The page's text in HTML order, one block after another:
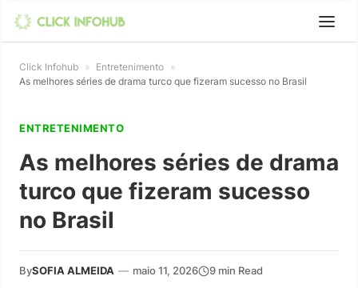
Click Infohub » Entretenimento »
As melhores séries de drama turco que fizeram sucesso no Brasil
ENTRETENIMENTO
As melhores séries de drama
turco que fizeram sucesso
no Brasil
BySOFIA ALMEIDA — maio 11, 2026 9 min Read